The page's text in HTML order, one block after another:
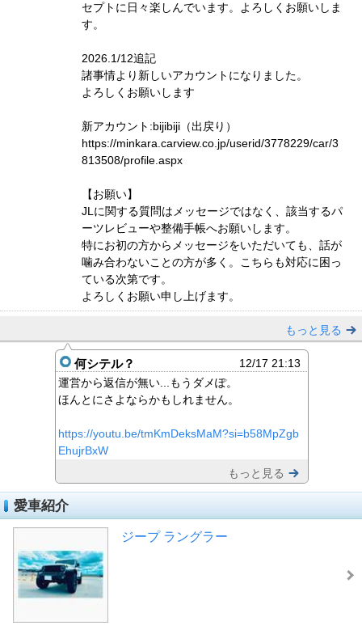
セプトに日々楽しんでいます。よろしくお願いしま
す。
2026.1/12追記
諸事情より新しいアカウントになりました。
よろしくお願いします
新アカウント:bijibiji（出戻り）
https://minkara.carview.co.jp/userid/3778229/car/3
813508/profile.aspx
【お願い】
JLに関する質問はメッセージではなく、該当するパ
ーツレビューや整備手帳へお願いします。
特にお初の方からメッセージをいただいても、話が
噛み合わないことの方が多く。こちらも対応に困っ
ている次第です。
よろしくお願い申し上げます。
もっと見る
何シテル？
12/17 21:13
運営から返信が無い...もうダメぽ。
ほんとにさよならかもしれません。
https://youtu.be/tmKmDeksMaM?si=b58MpZgb
EhujrBxW
もっと見る
愛車紹介
ジープ ラングラー